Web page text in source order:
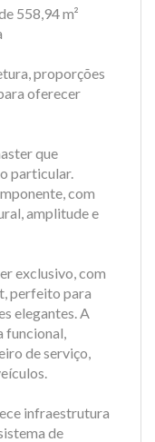
558,94 m²
proporções
oferecer
que
particular.
com
amplitude e
exclusivo, com
perfeito para
elegantes. A
funcional,
de serviço,
infraestrutura
de